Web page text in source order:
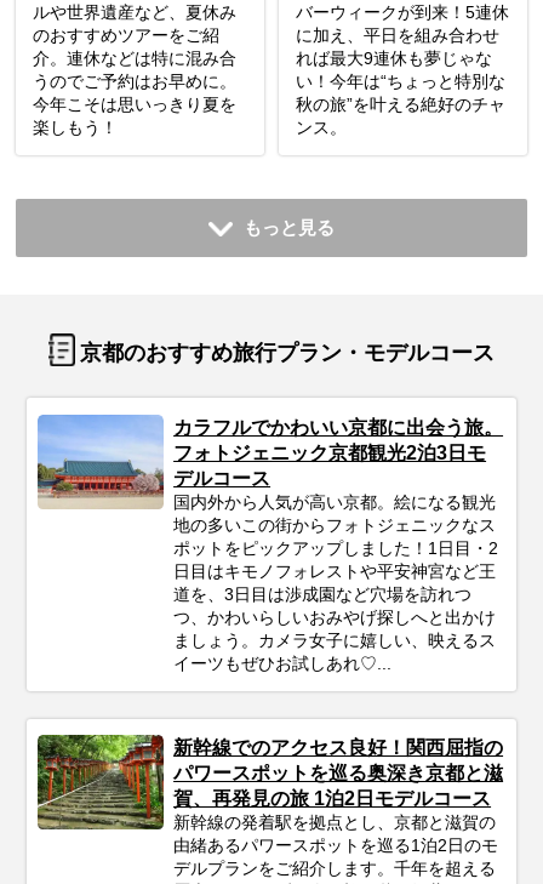
ルや世界遺産など、夏休み
のおすすめツアーをご紹
介。連休などは特に混み合
うのでご予約はお早めに。
今年こそは思いっきり夏を
楽しもう！
バーウィークが到来！5連休
に加え、平日を組み合わせ
れば最大9連休も夢じゃな
い！今年は“ちょっと特別な
秋の旅”を叶える絶好のチャ
ンス。
もっと見る
京都のおすすめ旅行プラン・モデルコース
カラフルでかわいい京都に出会う旅。
フォトジェニック京都観光2泊3日モ
デルコース
国内外から人気が高い京都。絵になる観光
地の多いこの街からフォトジェニックなス
ポットをピックアップしました！1日目・2
日目はキモノフォレストや平安神宮など王
道を、3日目は渉成園など穴場を訪れつ
つ、かわいらしいおみやげ探しへと出かけ
ましょう。カメラ女子に嬉しい、映えるス
イーツもぜひお試しあれ♡...
新幹線でのアクセス良好！関西屈指の
パワースポットを巡る奥深き京都と滋
賀、再発見の旅 1泊2日モデルコース
新幹線の発着駅を拠点とし、京都と滋賀の
由緒あるパワースポットを巡る1泊2日のモ
デルプランをご紹介します。千年を超える